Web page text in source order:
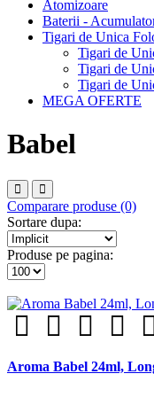
Atomizoare
Baterii -
Tigari de Unica
Tigari de
Tigari de
Tigari de
MEGA OFERTE
Babel
Comparare produse (0)
Sortare dupa:
Produse pe pagina:
Aroma Babel 24ml,